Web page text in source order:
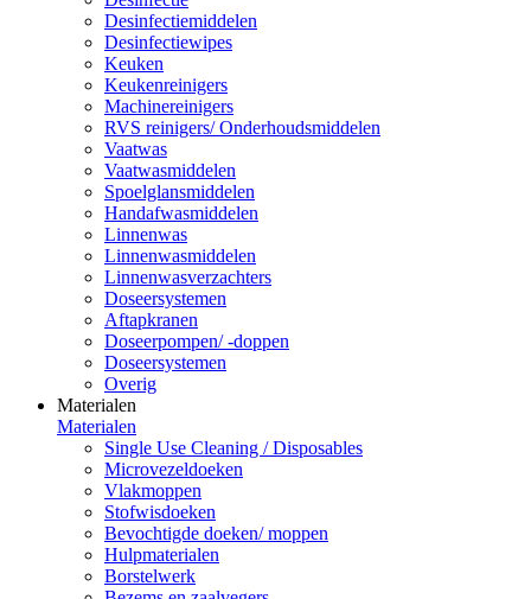
Desinfectiemiddelen
Desinfectiewipes
Keuken
Keukenreinigers
Machinereinigers
RVS reinigers/ Onderhoudsmiddelen
Vaatwas
Vaatwasmiddelen
Spoelglansmiddelen
Handafwasmiddelen
Linnenwas
Linnenwasmiddelen
Linnenwasverzachters
Doseersystemen
Aftapkranen
Doseerpompen/ -doppen
Doseersystemen
Overig
Materialen
Materialen
Single Use Cleaning / Disposables
Microvezeldoeken
Vlakmoppen
Stofwisdoeken
Bevochtigde doeken/ moppen
Hulpmaterialen
Borstelwerk